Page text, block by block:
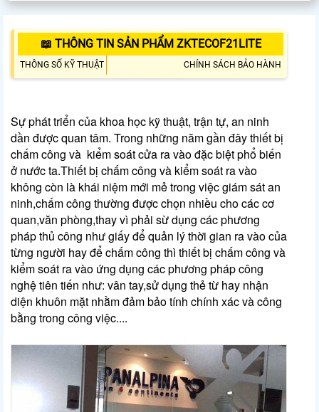
📖 THÔNG TIN SẢN PHẨM ZKTECOF21LITE
THÔNG SỐ KỸ THUẬT CHÍNH SÁCH BẢO HÀNH
Sự phát triển của khoa học kỹ thuật, trận tự, an ninh
dần được quan tâm. Trong những năm gần đây thiết bị
chấm công và kiểm soát cửa ra vào đặc biệt phổ biến
ở nước ta.Thiết bị chấm công và kiểm soát ra vào
không còn là khái niệm mới mẻ trong việc giám sát an
ninh,chấm công thường được chọn nhiều cho các cơ
quan,văn phòng,thay vì phải sừ dụng các phương
pháp thủ công như giấy để quản lý thời gian ra vào của
từng người hay để chấm công thì thiết bị chấm công và
kiểm soát ra vào ứng dụng các phương pháp công
nghệ tiên tiến như: vân tay,sử dụng thẻ từ hay nhận
diện khuôn mặt nhằm đảm bảo tính chính xác và công
bằng trong công việc....